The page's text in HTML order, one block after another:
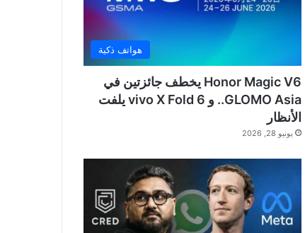
هواتف ذكية
Honor Magic V6 يخطف جائزتين في
GLOMO Asia.. و vivo X Fold 6 يلفت
الأنظار
يونيو 28, 2026